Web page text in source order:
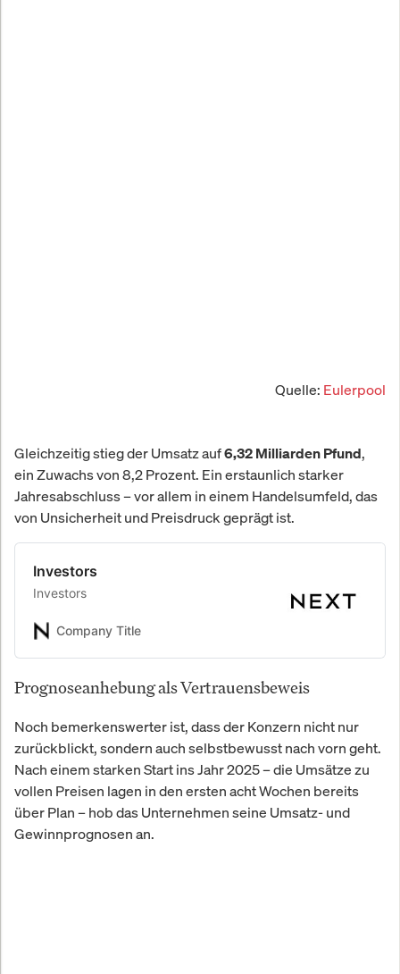
Quelle: Eulerpool
Gleichzeitig stieg der Umsatz auf6,32 Milliarden Pfund,
ein Zuwachs von 8,2 Prozent. Ein erstaunlich starker
Jahresabschluss – vor allem in einem Handelsumfeld, das
von Unsicherheit und Preisdruck geprägt ist.
Investors
Investors
Company Title
Prognoseanhebung als Vertrauensbeweis
Noch bemerkenswerter ist, dass der Konzern nicht nur
zurückblickt, sondern auch selbstbewusst nach vorn geht.
Nach einem starken Start ins Jahr 2025 – die Umsätze zu
vollen Preisen lagen in den ersten acht Wochen bereits
über Plan – hob das Unternehmen seine Umsatz- und
Gewinnprognosen an.